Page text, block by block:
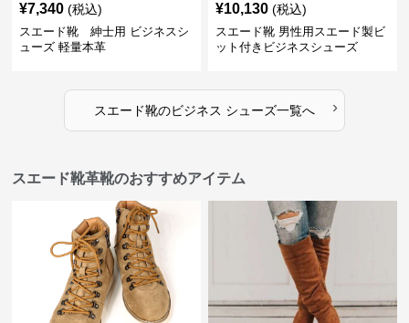
¥7,340 (税込)
スエード靴 紳士用 ビジネスシ
ューズ 軽量本革
¥10,130 (税込)
スエード靴 男性用スエード製ビ
ット付きビジネスシューズ
スエード靴のビジネス シューズ一覧へ ›
スエード靴革靴のおすすめアイテム